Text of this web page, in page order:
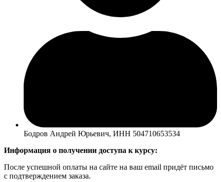
Бодров Андрей Юрьевич, ИНН 504710653534
Информация о получении доступа к курсу:
После успешной оплаты на сайте на ваш email придёт письмо
с подтверждением заказа.